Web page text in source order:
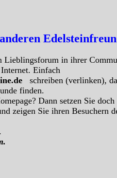
Lieblingsforum in ihrer
Einfach
schreiben (verlinken),
finden.
Dann setzen Sie doch
zeigen Sie ihren Besuchern